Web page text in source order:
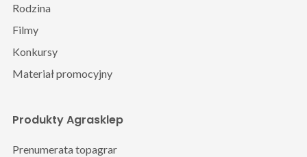
Produkty Agrasklep
Prenumerata topagrar
Rodzina
Filmy
Konkursy
Materiał promocyjny